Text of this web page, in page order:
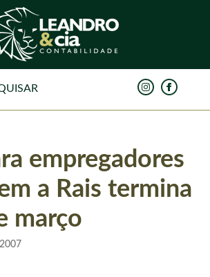
empregadores
a Rais termina
março